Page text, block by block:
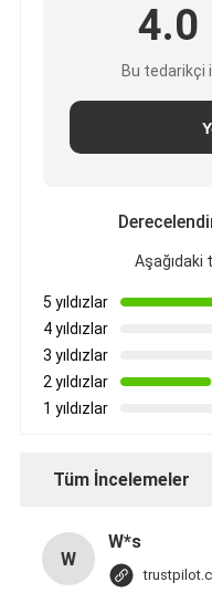
4.0
Bu tedarikçi
Aşağıdaki
5 yıldızlar
4 yıldızlar
3 yıldızlar
2 yıldızlar
1 yıldızlar
Tüm İncelemeler
W
W*s